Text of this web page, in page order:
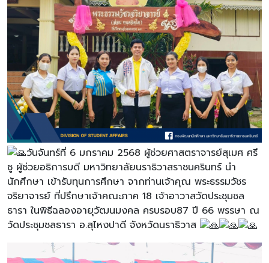
วันจันทร์ที่ 6 มกราคม 2568 ผู้ช่วยศาสตราจารย์สุเมศ ศรี
ชู ผู้ช่วยอธิการบดี มหาวิทยาลัยนราธิวาสราชนครินทร์ นำ
นักศึกษา เข้ารับทุนการศึกษา จากท่านเจ้าคุณ พระธรรมวัชร
จริยาจารย์ ที่ปรึกษาเจ้าคณะภาค 18 เจ้าอาวาสวัดประชุมชล
ธารา ในพิธีฉลองอายุวัฒนมงคล ครบรอบ87 ปี 66 พรรษา ณ
วัดประชุมชลธารา อ.สุไหงปาดี จังหวัดนราธิวาส